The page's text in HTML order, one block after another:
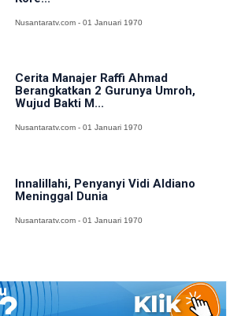
Nusantaratv.com - 01 Januari 1970
Cerita Manajer Raffi Ahmad
Berangkatkan 2 Gurunya Umroh,
Wujud Bakti M...
Nusantaratv.com - 01 Januari 1970
Innalillahi, Penyanyi Vidi Aldiano
Meninggal Dunia
Nusantaratv.com - 01 Januari 1970